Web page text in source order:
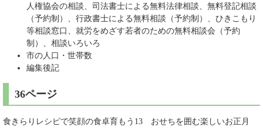
人権協会の相談、司法書士による無料法律相談、無料登記相談
（予約制）、行政書士による無料相談（予約制）、ひきこもり
等相談窓口、就労をめざす若者のための無料相談会（予約
制）、相談いろいろ
市の人口・世帯数
編集後記
36ページ
食きらりレシピで笑顔の食卓育もう13 おせちを囲む楽しいお正月